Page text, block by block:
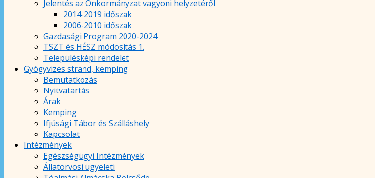
Jelentés az Önkormányzat vagyoni helyzetéről
2014-2019 időszak
2006-2010 időszak
Gazdasági Program 2020-2024
TSZT és HÉSZ módosítás 1.
Településképi rendelet
Gyógyvizes strand, kemping
Bemutatkozás
Nyitvatartás
Árak
Kemping
Ifjúsági Tábor és Szálláshely
Kapcsolat
Intézmények
Egészségügyi Intézmények
Állatorvosi ügyeleti